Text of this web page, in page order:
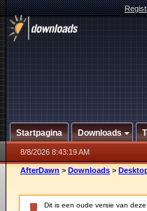
Startpagina Downloads
8/8/2026 8:43:19 AM
AfterDawn > Downloads >
Dit is een oude versie van